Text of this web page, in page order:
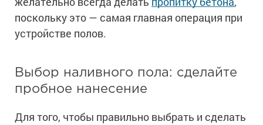
поскольку это — самая главная операция при
устройстве полов.
Выбор наливного пола: сделайте
пробное нанесение
Для того, чтобы правильно выбрать и сделать